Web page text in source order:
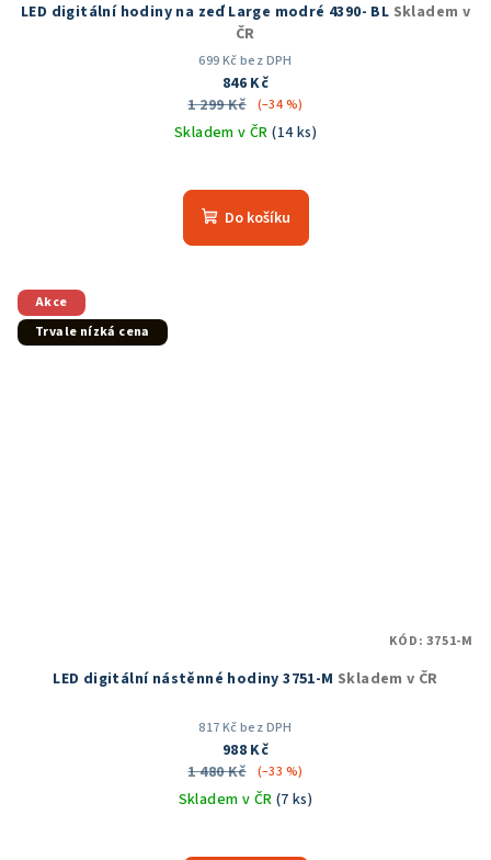
LED digitální hodiny na zeď Large modré 4390- BL Skladem v
ČR
699 Kč bez DPH
846 Kč
1 299 Kč
(–34 %)
Skladem v ČR(14 ks)
Do košíku
Akce
Trvale nízká cena
LED digitální nástěnné hodiny 3751-M Skladem v ČR
817 Kč bez DPH
988 Kč
1 480 Kč
(–33 %)
Skladem v ČR (7 ks)
KÓD:3751-M